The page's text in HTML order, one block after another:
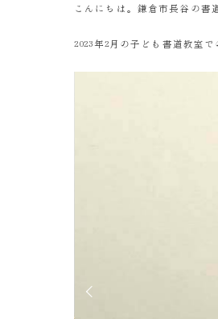
こんにちは。鎌倉市長谷の
2023年2月の子ども書道教室